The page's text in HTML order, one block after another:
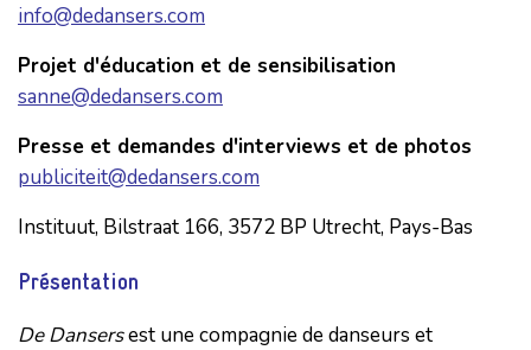
info@dedansers.com
Projet d'éducation et de sensibilisation
sanne@dedansers.com
Presse et demandes d'interviews et de photos
publiciteit@dedansers.com
Instituut, Bilstraat 166, 3572 BP Utrecht, Pays-Bas
Présentation
De Dansersest une compagnie de danseurs et